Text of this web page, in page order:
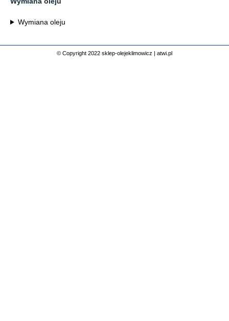
Wymiana oleju
© Copyright 2022 sklep-olejeklimowicz | atwi.pl